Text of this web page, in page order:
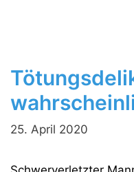
25. April 2020